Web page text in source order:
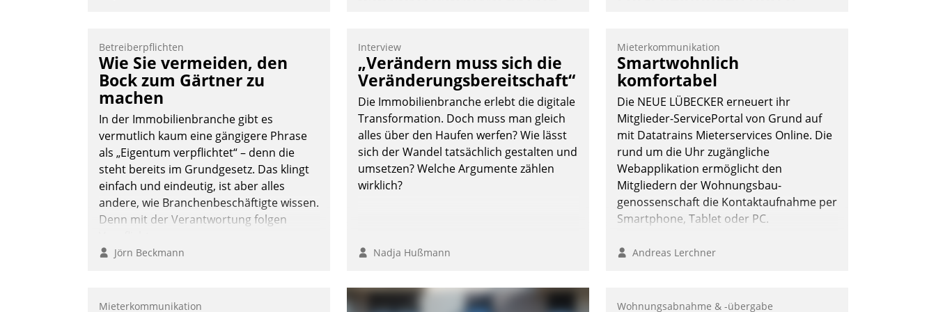
auswirft. Eine intuitive Dialogführung
ermöglicht dem externen Serviceteam,
Anrufe von Mietenden zügiger und
effizienter zu bearbeiten.
Nadja Hußmann
AktivBo und Datatrain kooperieren –
Immobilienunternehmen profitieren: Die
nahtlose Integration der Lösungen von
AktivBo und Datatrain ermöglicht
automatisiert ausgelöste, zielgerichtete
Mieterbefragungen – eine starke
Grundlage für intelligente, datengestützte
Entscheidungen.
Betreiberpflichten
Wie Sie vermeiden, den
Bock zum Gärtner zu
machen
In der Immobilienbranche gibt es
vermutlich kaum eine gängigere Phrase
als „Eigentum verpflichtet“ – denn die
steht bereits im Grundgesetz. Das klingt
einfach und eindeutig, ist aber alles
andere, wie Branchenbeschäftigte wissen.
Denn mit der Verantwortung folgen
Jörn Beckmann
Interview
„Verändern muss sich die
Veränderungsbereitschaft“
Die Immobilienbranche erlebt die digitale
Transformation. Doch muss man gleich
alles über den Haufen werfen? Wie lässt
sich der Wandel tatsächlich gestalten und
umsetzen? Welche Argumente zählen
wirklich?
Nadja Hußmann
Mieterkommunikation
Smartwohnlich
komfortabel
Die NEUE LÜBECKER erneuert ihr
Mitglieder-ServicePortal von Grund auf
mit Datatrains Mieterservices Online. Die
rund um die Uhr zugängliche
Webapplikation ermöglicht den
Mitgliedern der Wohnungs­bau­
genossenschaft die Kontaktaufnahme per
Smartphone, Tablet oder PC.
Andreas Lerchner
Mieterkommunikation Wohnungsabnahme & -übergabe